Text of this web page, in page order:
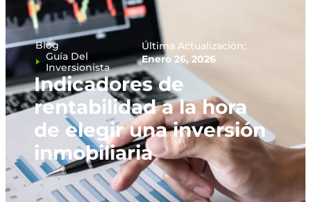
Blog
Guía Del
Inversionista
Última Actualización:
Enero 26, 2026
Indicadores de
rentabilidad a la hora
de elegir una inversión
inmobiliaria